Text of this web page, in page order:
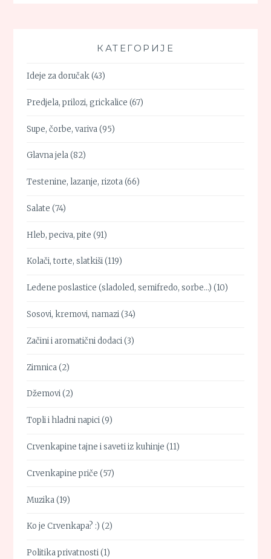
КАТЕГОРИЈЕ
Ideje za doručak(43)
Predjela, prilozi, grickalice (67)
Supe, čorbe, variva(95)
Glavna jela(82)
Testenine, lazanje, rizota(66)
Salate (74)
Hleb, peciva, pite (91)
Kolači, torte, slatkiši(119)
Ledene poslastice (sladoled, semifredo, sorbe…) (10)
Sosovi, kremovi, namazi(34)
Začini i aromatični dodaci(3)
Zimnica(2)
Džemovi(2)
Topli i hladni napici(9)
Crvenkapine tajne i saveti iz kuhinje (11)
Crvenkapine priče (57)
Muzika(19)
Ko je Crvenkapa? :) (2)
Politika privatnosti(1)